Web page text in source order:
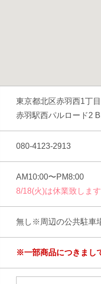
東京都北区赤羽西1丁
赤羽駅西パルロード2
080-4123-2913
AM10:00〜PM8:00
8/18(火)は休業致します
無し※周辺の公共駐車
※一部商品につきまし